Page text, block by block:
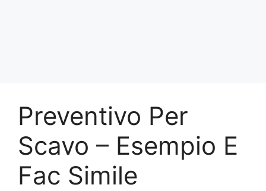
Preventivo Per
Scavo – Esempio E
Fac Simile